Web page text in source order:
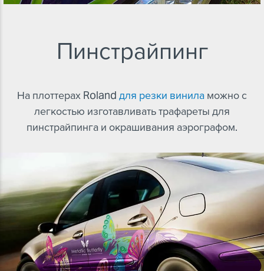
Пинстрайпинг
На плоттерах Roland для резки винила можно с
легкостью изготавливать трафареты для
пинстрайпинга и окрашивания аэрографом.